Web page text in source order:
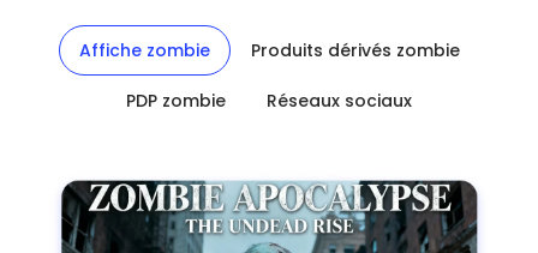
Affiche zombie Produits dérivés zombie
PDP zombie Réseaux sociaux